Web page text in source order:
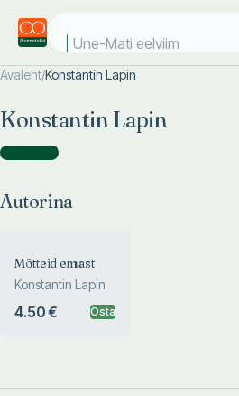
Une-Mati eelviima
Avaleht/Konstantin Lapin
Konstantin Lapin
Autorina )
Autorina
Mõtteid emast
Konstantin Lapin
4.50 € Osta